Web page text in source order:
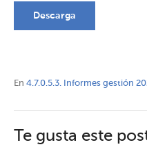
Descarga
En 4.7.0.5.3. Informes gestión
Te gusta este